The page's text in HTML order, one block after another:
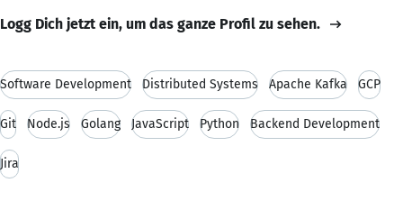
Logg Dich jetzt ein, um das ganze Profil zu sehen.
Software Development Distributed Systems Apache Kafka GCP
Git Node.js Golang JavaScript Python Backend Development
Jira